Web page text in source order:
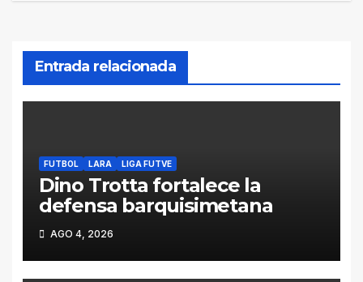
Entrada relacionada
FUTBOL LARA LIGA FUTVE
Dino Trotta fortalece la
defensa barquisimetana
AGO 4, 2026